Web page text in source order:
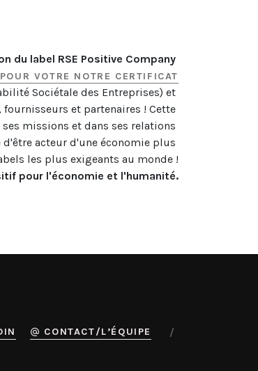
du label RSE Positive Company
VOTRE NOTRE CERTIFICAT
Sociétale des Entreprises) et
et partenaires ! Cette
missions et dans ses relations
acteur d'une économie plus
pour l'économie et l'humanité.
CONTACT/L’ÉQUIPE